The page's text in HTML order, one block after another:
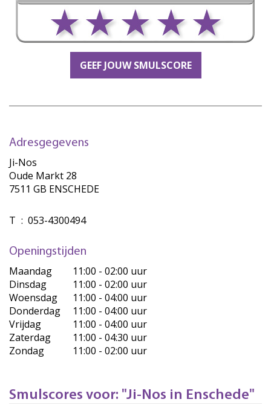
GEEF JOUW SMULSCORE
Adresgegevens
Ji-Nos
Oude Markt 28
7511 GB ENSCHEDE
T : 053-4300494
Openingstijden
Maandag
11:00 - 02:00 uur
Dinsdag
11:00 - 02:00 uur
Woensdag
11:00 - 04:00 uur
Donderdag
11:00 - 04:00 uur
Vrijdag
11:00 - 04:00 uur
Zaterdag
11:00 - 04:30 uur
Zondag
11:00 - 02:00 uur
Smulscores voor: "Ji-Nos in Enschede"